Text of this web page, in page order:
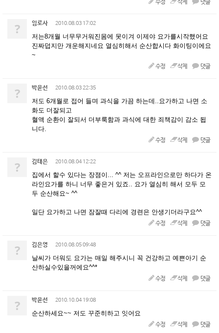
수정 삭제 댓글
? 임로사 2010.08.03 17:02
저는8개월 너무무거워진몸에 못이겨 이제야 요가를시작했어요
진짜덥지만 개운해지네요 열심히해서 순산합시다 화이팅이에요
~
수정 삭제 댓글
? 박윤선 2010.08.03 22:35
저도 6개월로 접어 들며 과식을 가끔 하는데..요가하고 나면 소
화도 더잘되고
혈액 순환이 잘되서 더부룩함과 과식에 대한 죄책감이 감소 됩
니다.
수정 삭제 댓글
? 김태은 2010.08.04 12:22
집에서 할수 있다는 장졈이... ^^ 저는 오프라인으로만 하다가 온
라인요가를 하니 너무 좋은거 있죠.. 요가 열심히 해서 모두 모
두 순산해요~ ^^
일단 요가하고 나면 잠잘때 다리에 경련은 안생기더라구요^^
수정 삭제 댓글
? 김은영 2010.08.05 09:48
날씨가 더워도 요가는 매일 해주시니 꼭 건강하고 예쁜아기 순
산하실수있을꺼에요^^*
수정 삭제 댓글
? 박윤선 2010.10.04 19:08
순산하세요~~ 저도 꾸준히하고 잇어요
수정 삭제 댓글